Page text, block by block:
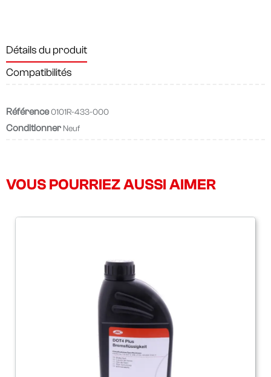
Détails du produit
Compatibilités
Référence0101R-433-000
Conditionner Neuf
VOUS POURRIEZ AUSSI AIMER